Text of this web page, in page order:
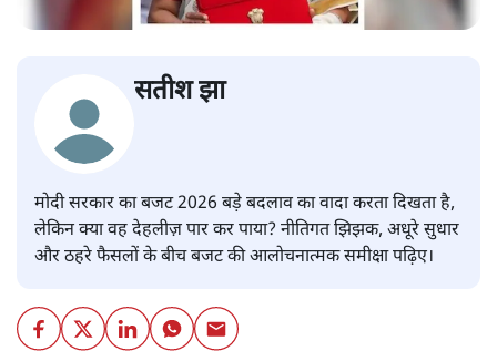
सतीश झा
मोदी सरकार का बजट 2026 बड़े बदलाव का वादा करता दिखता है,
लेकिन क्या वह देहलीज़ पार कर पाया? नीतिगत झिझक, अधूरे सुधार
और ठहरे फैसलों के बीच बजट की आलोचनात्मक समीक्षा पढ़िए।